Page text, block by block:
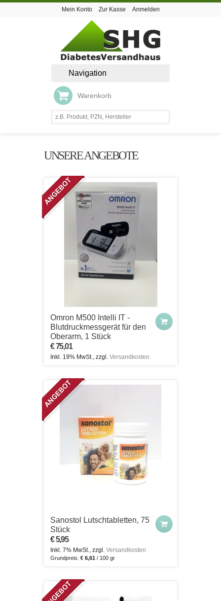
Mein Konto Zur Kasse Anmelden
Navigation
Warenkorb
UNSERE ANGEBOTE
Omron M500 Intelli IT -
Blutdruckmessgerät für den
Oberarm, 1 Stück
€ 75,01
Inkl. 19% MwSt., zzgl. Versandkosten
Sanostol Lutschtabletten, 75
Stück
€ 5,95
Inkl. 7% MwSt., zzgl. Versandkosten
Grundpreis: € 6,61 / 100 gr